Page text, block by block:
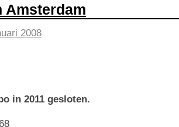
Amsterdam
2008
in 2011 gesloten.